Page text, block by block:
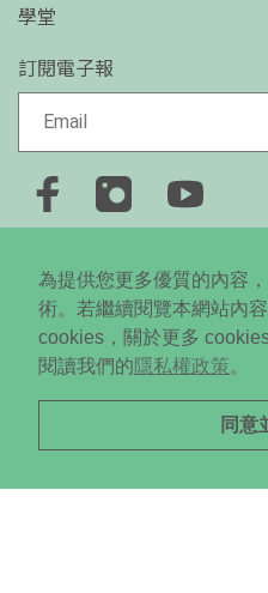
為提供您更多優質的內容
術。若繼續閱覽本網站內
cookies，關於更多
閱讀我們的隱私權政策。
同意
學堂
訂閱電子報
台北市大安區忠孝東路四段
Copyright © 2024 Daodi
未經授權